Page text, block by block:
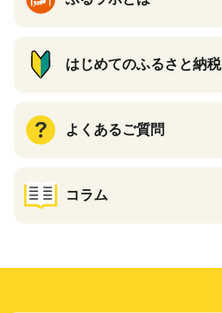
はじめてのふるさと納税
よくあるご質問
コラム